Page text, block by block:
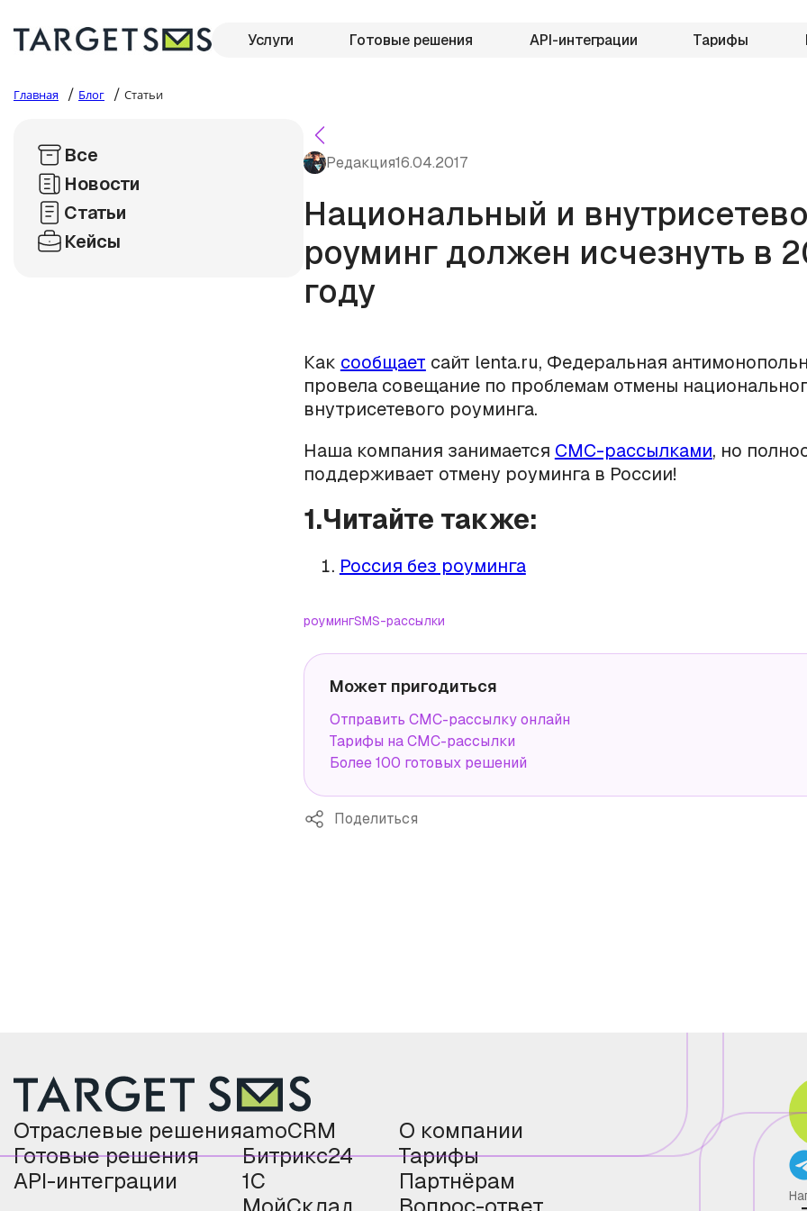
Услуги Готовые решения API-интеграции Тарифы
Главная / Блог / Статьи
Все
Новости
Статьи
Кейсы
Редакция16.04.2017
Национальный и
роуминг должен исчезнуть в
году
Как сообщает сайт lenta.ru, Федеральная
провела совещание по проблемам отмены
внутрисетевого роуминга.
Наша компания занимается СМС-рассылками, но
поддерживает отмену роуминга в России!
1.Читайте также:
Россия без роуминга
роумингSMS-рассылки
Может пригодиться
Отправить СМС-рассылку онлайн
Тарифы на СМС-рассылки
Более 100 готовых решений
Поделиться
Отраслевые решения
Готовые решения
API-интеграции
amoCRM
Битрикс24
1С
О компании
Тарифы
Партнёрам